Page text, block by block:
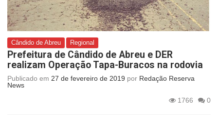
Cândido de Abreu Regional
Prefeitura de Cândido de Abreu e DER
realizam Operação Tapa-Buracos na rodovia
Publicado em 27 de fevereiro de 2019 por Redação Reserva
News
1766
0